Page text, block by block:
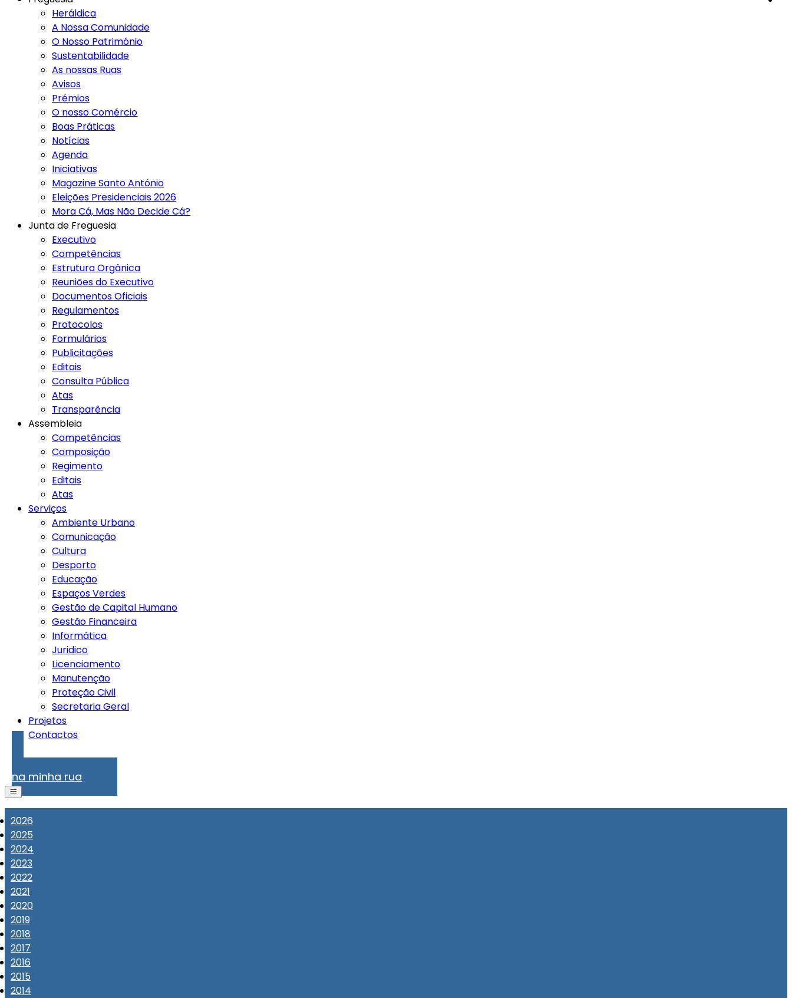
Heráldica
A Nossa Comunidade
O Nosso Património
Sustentabilidade
As nossas Ruas
Avisos
Prémios
O nosso Comércio
Boas Práticas
Notícias
Agenda
Iniciativas
Magazine Santo António
Eleições Presidenciais 2026
Mora Cá, Mas Não Decide Cá?
Junta de Freguesia
Executivo
Competências
Estrutura Orgânica
Reuniões do Executivo
Documentos Oficiais
Regulamentos
Protocolos
Formulários
Publicitações
Editais
Consulta Pública
Atas
Transparência
Assembleia
Competências
Composição
Regimento
Editais
Atas
Serviços
Ambiente Urbano
Comunicação
Cultura
Desporto
Educação
Espaços Verdes
Gestão de Capital Humano
Gestão Financeira
Informática
Juridico
Licenciamento
Manutenção
Proteção Civil
Secretaria Geral
Projetos
Contactos
na minha rua
2026
2025
2024
2023
2022
2021
2020
2019
2018
2017
2016
2015
2014